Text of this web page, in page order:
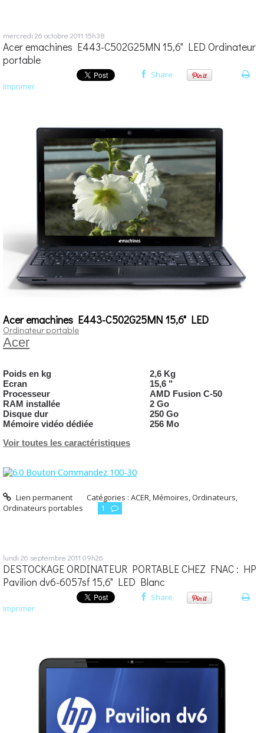
mercredi 26 octobre 2011 15h38
Acer emachines E443-C502G25MN 15,6" LED Ordinateur
portable
Share
Imprimer
Acer emachines E443-C502G25MN 15,6" LED
Ordinateur portable
Acer
Poids en kg
2,6 Kg
Ecran
15,6 "
Processeur
AMD Fusion C-50
RAM installée
2 Go
Disque dur
250 Go
Mémoire vidéo dédiée
256 Mo
Voir toutes les caractéristiques
Lien permanent Catégories :ACER,Mémoires,Ordinateurs,
Ordinateurs portables
1
lundi 26 septembre 2011 09h26
DESTOCKAGE ORDINATEUR PORTABLE CHEZ FNAC : HP
Pavilion dv6-6057sf 15,6" LED Blanc
Share
Imprimer